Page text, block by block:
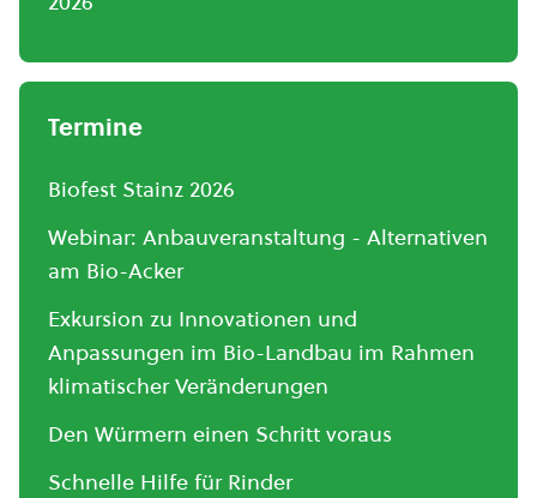
Termine
Biofest Stainz 2026
Webinar: Anbauveranstaltung - Alternativen
am Bio-Acker
Exkursion zu Innovationen und
Anpassungen im Bio-Landbau im Rahmen
klimatischer Veränderungen
Den Würmern einen Schritt voraus
Schnelle Hilfe für Rinder